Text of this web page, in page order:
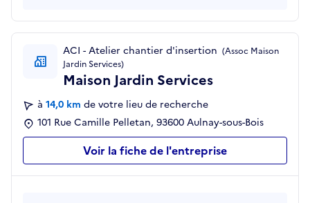
ACI - Atelier chantier d'insertion (Assoc Maison
Jardin Services)
Maison Jardin Services
à 14,0 km de votre lieu de recherche
101 Rue Camille Pelletan, 93600 Aulnay-sous-Bois
Voir la fiche de l'entreprise